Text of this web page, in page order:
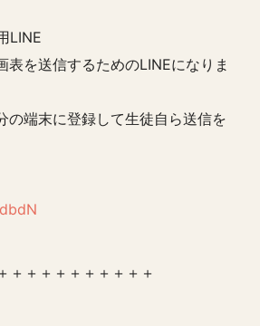
LINE
を送信するためのLINEになりま
の端末に登録して生徒自ら送信を
＋＋＋＋＋＋＋＋＋＋